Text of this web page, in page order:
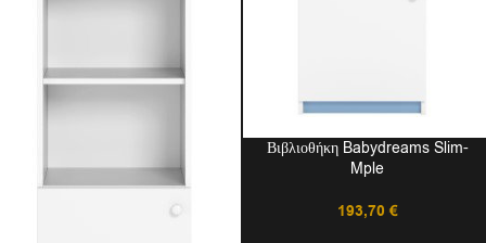
Βιβλιοθήκη Babydreams Slim-
Mple
193,70 €